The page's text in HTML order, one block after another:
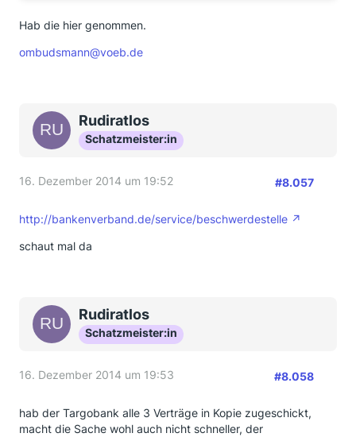
Hab die hier genommen.
ombudsmann@voeb.de
Rudiratlos
Schatzmeister:in
16. Dezember 2014 um 19:52 #8.057
http://bankenverband.de/service/beschwerdestelle
schaut mal da
Rudiratlos
Schatzmeister:in
16. Dezember 2014 um 19:53 #8.058
hab der Targobank alle 3 Verträge in Kopie zugeschickt,
macht die Sache wohl auch nicht schneller, der